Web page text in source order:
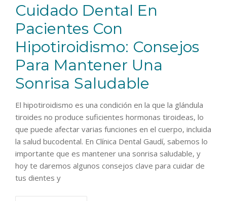
Cuidado Dental En
Pacientes Con
Hipotiroidismo: Consejos
Para Mantener Una
Sonrisa Saludable
El hipotiroidismo es una condición en la que la glándula
tiroides no produce suficientes hormonas tiroideas, lo
que puede afectar varias funciones en el cuerpo, incluida
la salud bucodental. En Clínica Dental Gaudí, sabemos lo
importante que es mantener una sonrisa saludable, y
hoy te daremos algunos consejos clave para cuidar de
tus dientes y